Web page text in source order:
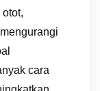
cara